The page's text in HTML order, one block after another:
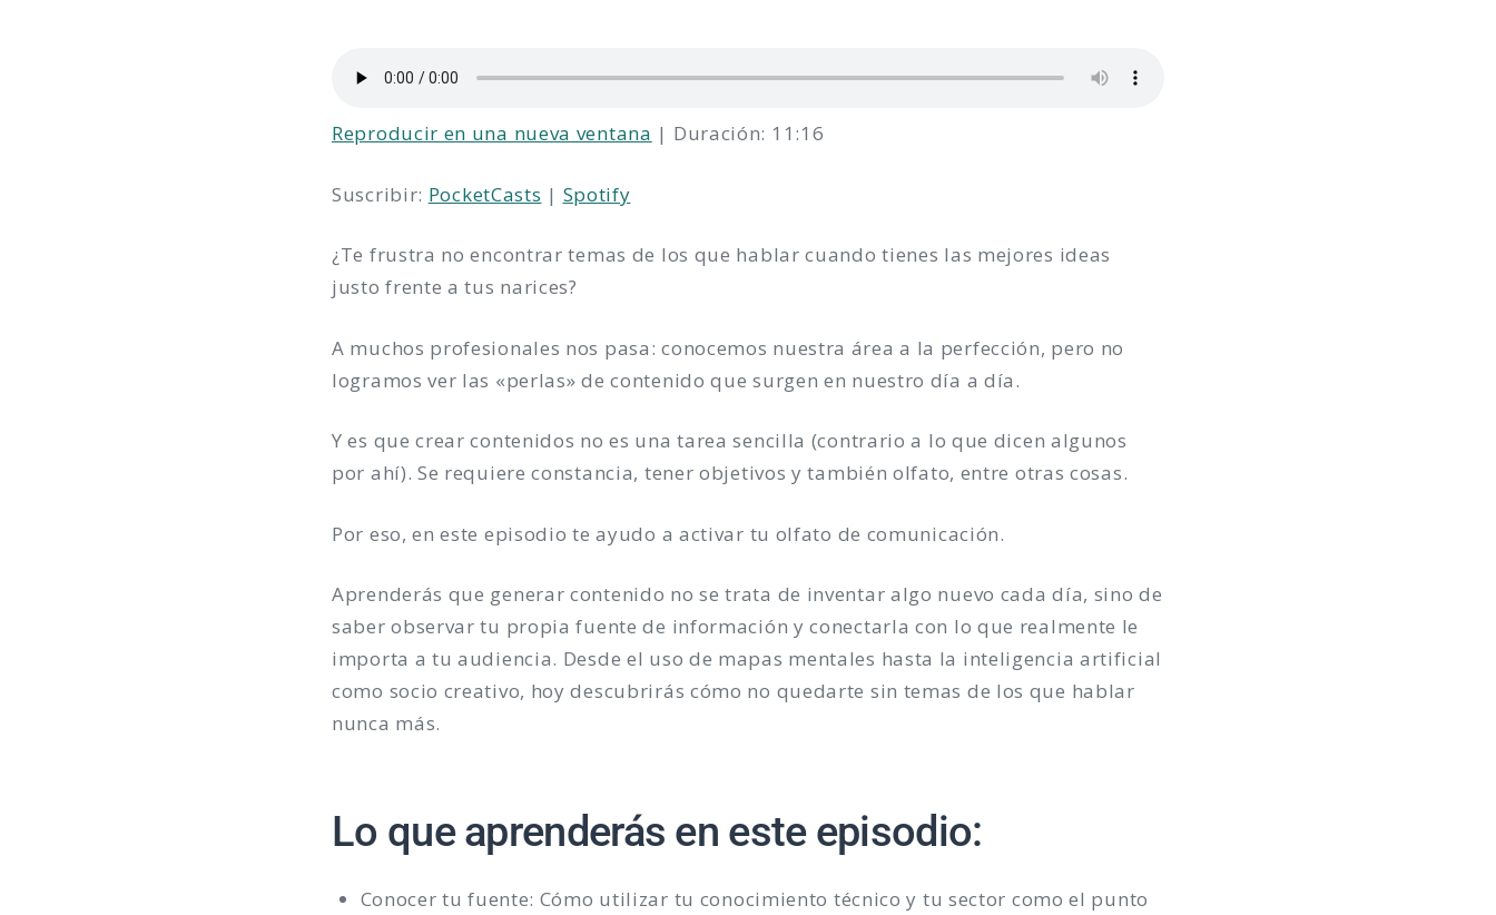
Reproducir en una nueva ventana | Duración: 11:16
Suscribir: PocketCasts | Spotify
¿Te frustra no encontrar temas de los que hablar cuando tienes las mejores ideas
justo frente a tus narices?
A muchos profesionales nos pasa: conocemos nuestra área a la perfección, pero no
logramos ver las «perlas» de contenido que surgen en nuestro día a día.
Y es que crear contenidos no es una tarea sencilla (contrario a lo que dicen algunos
por ahí). Se requiere constancia, tener objetivos y también olfato, entre otras cosas.
Por eso, en este episodio te ayudo a activar tu olfato de comunicación.
Aprenderás que generar contenido no se trata de inventar algo nuevo cada día, sino de
saber observar tu propia fuente de información y conectarla con lo que realmente le
importa a tu audiencia. Desde el uso de mapas mentales hasta la inteligencia artificial
como socio creativo, hoy descubrirás cómo no quedarte sin temas de los que hablar
nunca más.
Lo que aprenderás en este episodio:
Conocer tu fuente: Cómo utilizar tu conocimiento técnico y tu sector como el punto